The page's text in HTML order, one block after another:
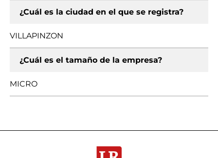
¿Cuál es la ciudad en el que se registra?
VILLAPINZON
¿Cuál es el tamaño de la empresa?
MICRO